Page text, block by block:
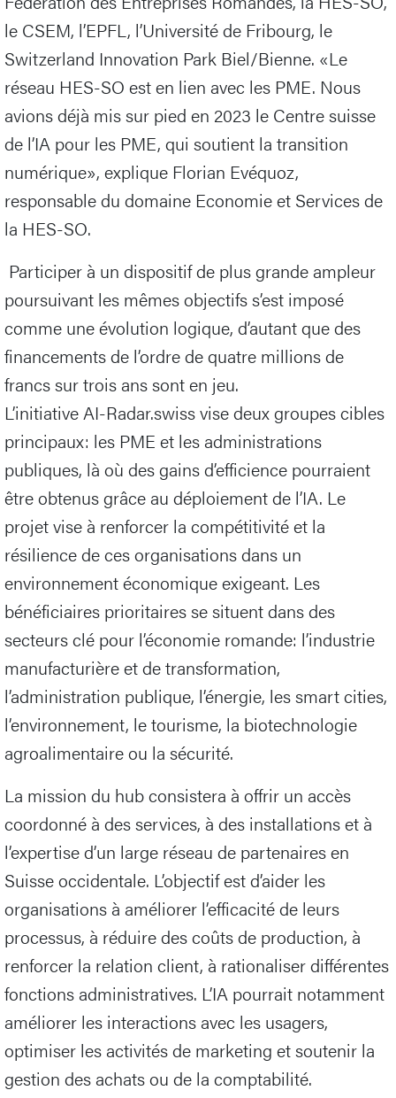
le CSEM, l’EPFL, l’Université de Fribourg, le
Switzerland Innovation Park Biel/Bienne. «Le
réseau HES-SO est en lien avec les PME. Nous
avions déjà mis sur pied en 2023 le Centre suisse
de l’IA pour les PME, qui soutient la transition
numérique», explique Florian Evéquoz,
responsable du domaine Economie et Services de
la HES-SO.
Participer à un dispositif de plus grande ampleur
poursuivant les mêmes objectifs s’est imposé
comme une évolution logique, d’autant que des
financements de l’ordre de quatre millions de
francs sur trois ans sont en jeu.
L’initiative AI-Radar.swiss vise deux groupes cibles
principaux: les PME et les administrations
publiques, là où des gains d’efficience pourraient
être obtenus grâce au déploiement de l’IA. Le
projet vise à renforcer la compétitivité et la
résilience de ces organisations dans un
environnement économique exigeant. Les
bénéficiaires prioritaires se situent dans des
secteurs clé pour l’économie romande: l’industrie
manufacturière et de transformation,
l’administration publique, l’énergie, les smart cities,
l’environnement, le tourisme, la biotechnologie
agroalimentaire ou la sécurité.
La mission du hub consistera à offrir un accès
coordonné à des services, à des installations et à
l’expertise d’un large réseau de partenaires en
Suisse occidentale. L’objectif est d’aider les
organisations à améliorer l’efficacité de leurs
processus, à réduire des coûts de production, à
renforcer la relation client, à rationaliser différentes
fonctions administratives. L’IA pourrait notamment
améliorer les interactions avec les usagers,
optimiser les activités de marketing et soutenir la
gestion des achats ou de la comptabilité.